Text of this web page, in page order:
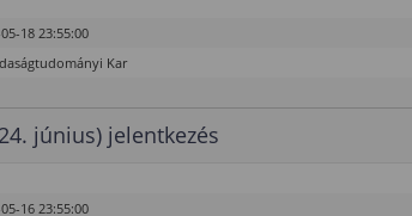
18 23:55:00
Kar
június) jelentkezés
16 23:55:00